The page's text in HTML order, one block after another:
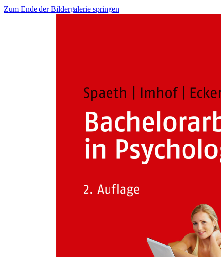
Zum Ende der Bildergalerie springen
Tatjana Spaeth, Margarete Imhof, Christine Eckert